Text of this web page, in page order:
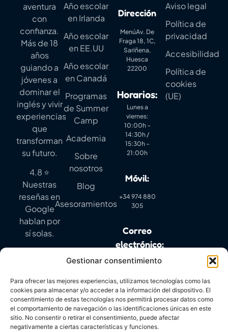
Gestionar consentimiento
Para ofrecer las mejores experiencias, utilizamos tecnologías como las
cookies para almacenar y/o acceder a la información del dispositivo. El
consentimiento de estas tecnologías nos permitirá procesar datos como
el comportamiento de navegación o las identificaciones únicas en este
sitio. No consentir o retirar el consentimiento, puede afectar
negativamente a ciertas características y funciones.
aventura
con
confianza.
Más de 18
años
guiando a
jóvenes a
dominar el
inglés y vivir
experiencias
que
transforman
su futuro.
4.8 ⭐
Nuestras
reseñas en
Google
hablan por
sí solas.
Año escolar
en Irlanda
Año escolar
en EE.UU
Año escolar
en Canadá
Programas
de Summer
Camp
Academia
Sobre
nosotros
Blog
Asesoramientos
Dirección
MenúAv. De
Fraga 18, 1C,
Sariñena,
Huesca
22200
Horarios:
Lunes a
viernes:
10:00h –
14:30h /
15:30h –
21:00h
Móvil:
+34 974 880
305
Correo
electrónico:
info@mylanguagequest.com
Aviso legal
Política de
privacidad
Accesibilidad
Política de
cookies
(UE)
PROGRAMA KIT DIGITAL COFINANCIADO POR LOS
FONDOS NEXT GENERATION (EU) DEL MECANISMO
RECUPERACIÓN Y RESILIENCIA